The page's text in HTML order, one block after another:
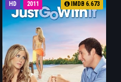
HD 2011 IMDB 6.673